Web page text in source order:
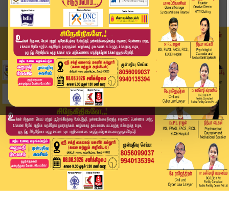
ஏறுமுகத்தில் தங்கம் விலை.. நகைப்பிரியர்கள் அதிர...